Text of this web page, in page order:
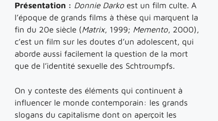
Présentation : Donnie Darko est un film culte. A
l’époque de grands films à thèse qui marquent la
fin du 20e siècle (Matrix, 1999; Memento, 2000),
c’est un film sur les doutes d’un adolescent, qui
aborde aussi facilement la question de la mort
que de l’identité sexuelle des Schtroumpfs.
On y conteste des éléments qui continuent à
influencer le monde contemporain: les grands
slogans du capitalisme dont on aperçoit les